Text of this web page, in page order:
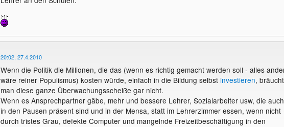
20:02, 27.4.2010
Wenn die Politik die Millionen, die das (wenn es richtig gemacht werden soll - alles
wäre reiner Populismus) kosten würde, einfach in die Bildung selbst investieren,
man diese ganze Überwachungsscheiße gar nicht.
Wenn es Ansprechpartner gäbe, mehr und bessere Lehrer, Sozialarbeiter usw, die auch
in den Pausen präsent sind und in der Mensa, statt im Lehrerzimmer essen, wenn nicht
durch tristes Grau, defekte Computer und mangelnde Freizeitbeschäftigung in den